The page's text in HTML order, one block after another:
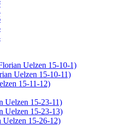
Uelzen 15-10-1)
Uelzen 15-10-11)
15-11-12)
Uelzen 15-23-11)
Uelzen 15-23-13)
15-26-12)